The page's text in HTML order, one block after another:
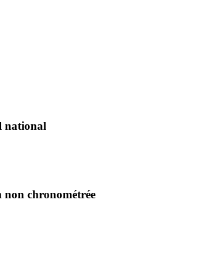
national
chronométrée